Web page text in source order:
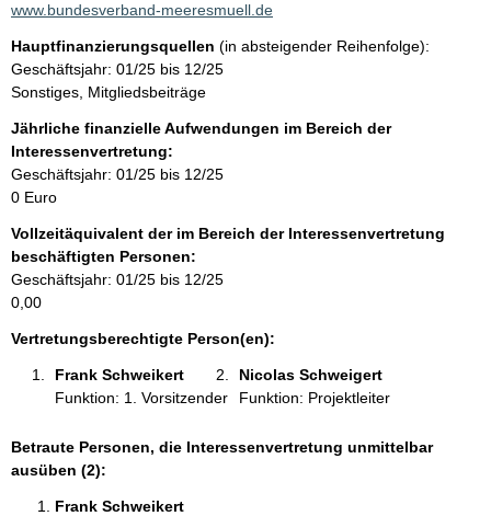
k
i
n
f
o
r
m
a
i
o
n
e
n
www.bundesverband-meeresmuell.de
Hauptfinanzierungsquellen (in absteigender Reihenfolge):
Geschäftsjahr: 01/25 bis 12/25
Sonstiges, Mitgliedsbeiträge
Jährliche finanzielle Aufwendungen im Bereich der
Interessenvertretung:
Geschäftsjahr: 01/25 bis 12/25
0 Euro
Vollzeitäquivalent der im Bereich der Interessenvertretung
beschäftigten Personen:
Geschäftsjahr: 01/25 bis 12/25
0,00
Vertretungsberechtigte Person(en):
Frank Schweikert
Funktion: 1. Vorsitzender
Nicolas Schweigert
Funktion: Projektleiter
Betraute Personen, die Interessenvertretung unmittelbar
ausüben (2):
Frank Schweikert